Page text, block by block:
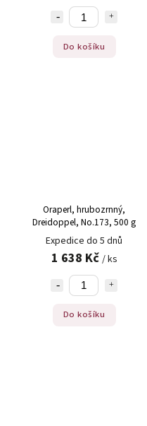
Do košíku
Oraperl, hrubozrnný,
Dreidoppel, No.173, 500 g
Expedice do 5 dnů
1 638 Kč / ks
Do košíku